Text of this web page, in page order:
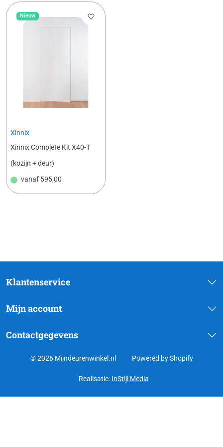
Nieuw
Xinnix
Xinnix Complete Kit X40-T
(kozijn + deur)
vanaf 595,00
Klantenservice
Mijn account
Contactgegevens
© 2026 Mijndeurenwinkel.nl Powered by Shopify
Realisatie: InStijl Media